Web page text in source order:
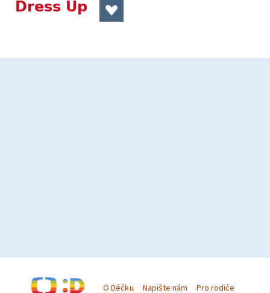
Dress Up
O Déčku Napište nám Pro rodiče